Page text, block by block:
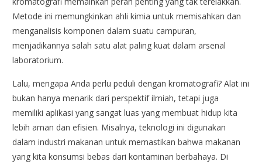
Metode ini memungkinkan ahli kimia untuk memisahkan dan
menganalisis komponen dalam suatu campuran,
menjadikannya salah satu alat paling kuat dalam arsenal
laboratorium.
Lalu, mengapa Anda perlu peduli dengan kromatografi? Alat ini
bukan hanya menarik dari perspektif ilmiah, tetapi juga
memiliki aplikasi yang sangat luas yang membuat hidup kita
lebih aman dan efisien. Misalnya, teknologi ini digunakan
dalam industri makanan untuk memastikan bahwa makanan
yang kita konsumsi bebas dari kontaminan berbahaya. Di